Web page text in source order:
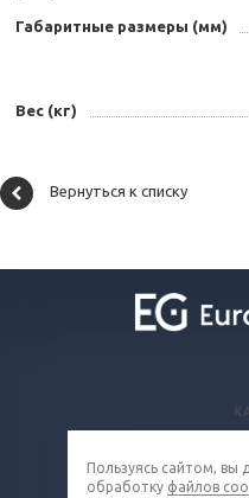
Габаритные размеры (мм)
Вес (кг)
Вернуться к списку
Пользуясь сайтом, вы
обработку файлов